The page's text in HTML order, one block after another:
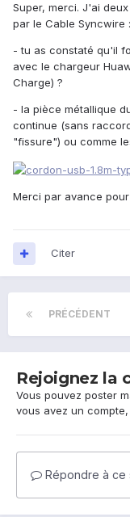
Super, merci. J'ai
par le Cable Syncwire :
- tu as constaté qu'il
avec le chargeur
Charge) ?
- la pièce métallique
continue (sans
"fissure") ou comme
Merci par avance
Citer
PRÉCÉDENT
Rejoignez la
Vous pouvez poster
vous avez un compte,
Répondre à ce